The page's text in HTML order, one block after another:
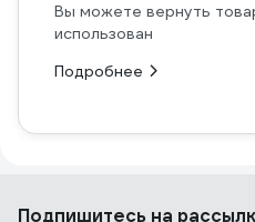
Вы можете вернуть
использован
Подробнее
Подпишитесь на